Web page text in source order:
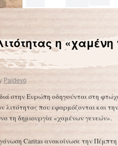
η «χαμένη
Paidevo
στην Ευρώπη οδηγούνται στη
λιτότητας που εφαρμόζονται και
τη δημιουργία «χαμένων γενεών».
Caritas ανακοίνωσε την Πέμπτη